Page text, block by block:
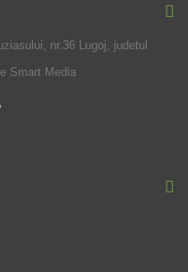
nr.36 Lugoj, judetul
Smart Media